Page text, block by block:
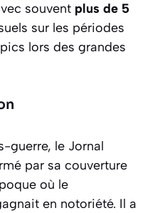
souvent plus de 5
sur les périodes
lors des grandes
guerre, le Jornal
par sa couverture
où le
en notoriété. Il a